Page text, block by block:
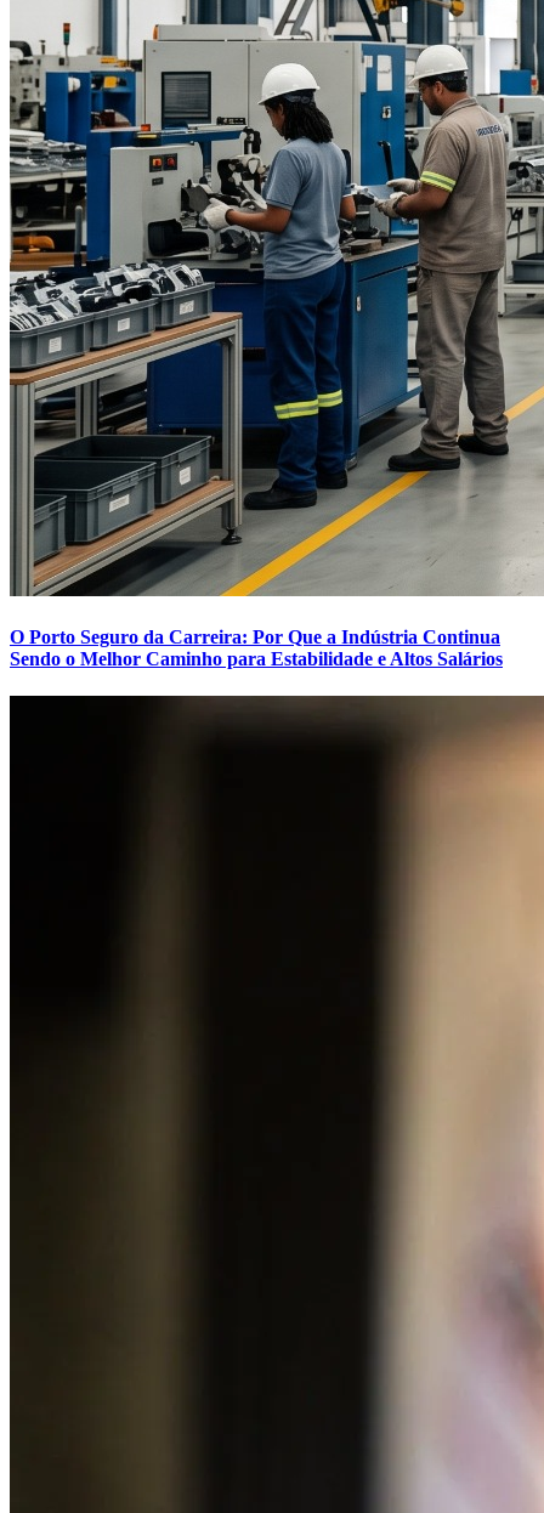
O Porto Seguro da Carreira: Por Que a Indústria Continua
Sendo o Melhor Caminho para Estabilidade e Altos Salários